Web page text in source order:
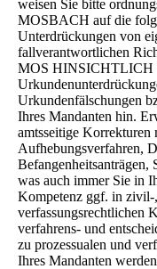
weisen Sie bitte
MOSBACH auf die
Unterdrückungen von
fallverantwortlichen
MOS HINSICHTLICH
Urkundenfälschungen
Ihres Mandanten hin.
amtsseitige Korrekturen
Aufhebungsverfahren,
Befangenheitsanträgen,
was auch immer Sie in
Kompetenz ggf. in zivil-
verfassungsrechtlichen
verfahrens- und
zu prozessualen und
Ihres Mandanten